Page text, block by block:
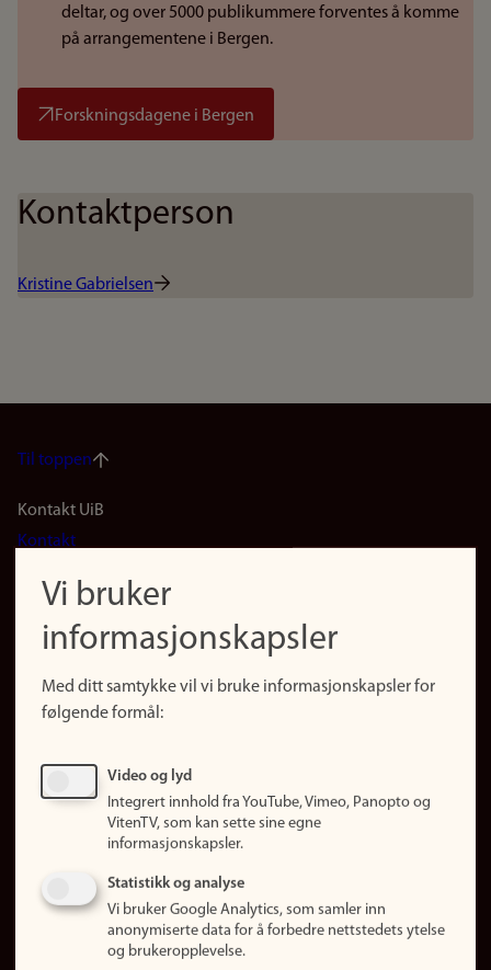
deltar, og over 5000 publikummere forventes å komme
på arrangementene i Bergen.
Forskningsdagene i Bergen
Kontaktperson
Kristine Gabrielsen
Til toppen
Footer
(no)
Kontakt UiB
Kontakt
Finn forsker
Presse
Finn studier
Ledige stillinger
Om nettstedet
Informasjonskapsler
Vi bruker
informasjonskapsler
Med ditt samtykke vil vi bruke informasjonskapsler for
følgende formål:
Video og lyd
Integrert innhold fra YouTube, Vimeo, Panopto og
VitenTV, som kan sette sine egne
informasjonskapsler.
Statistikk og analyse
Vi bruker Google Analytics, som samler inn
anonymiserte data for å forbedre nettstedets ytelse
og brukeropplevelse.